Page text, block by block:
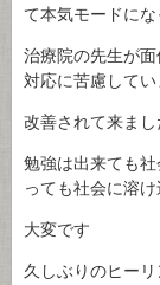
て本気モードに
治療院の先生が
対応に苦慮して
改善されて来まし
勉強は出来ても
っても社会に溶
大変です
久しぶりのヒー